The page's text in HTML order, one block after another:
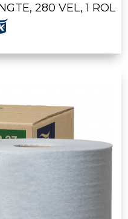
280 VEL, 1 ROL